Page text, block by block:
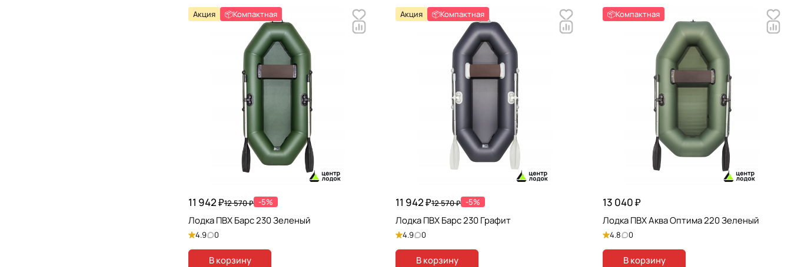
Акция 📦Компактная
11 942 ₽12 570 ₽ -5%
Лодка ПВХ Барс 230 Зеленый
4.9 0
В корзину
Акция 📦Компактная
11 942 ₽12 570 ₽ -5%
Лодка ПВХ Барс 230 Графит
4.9 0
В корзину
📦Компактная
13 040 ₽
Лодка ПВХ Аква Оптима 220 Зеленый
4.8 0
В корзину